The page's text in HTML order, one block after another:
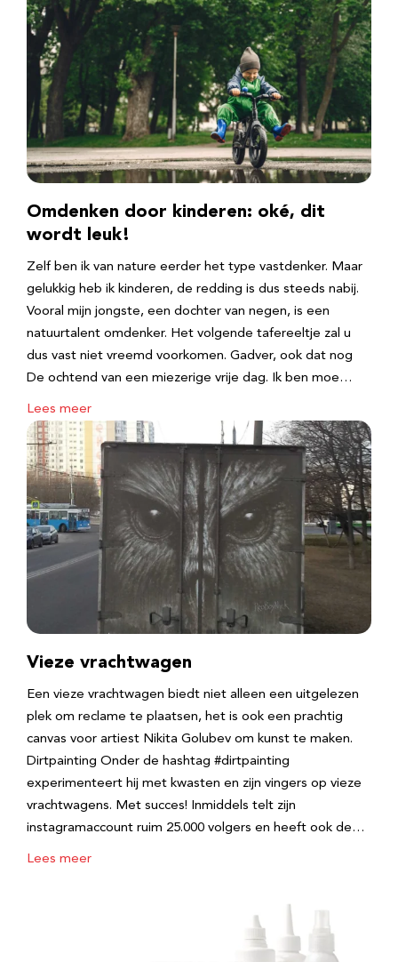
Omdenken door kinderen: oké, dit
wordt leuk!
Zelf ben ik van nature eerder het type vastdenker. Maar
gelukkig heb ik kinderen, de redding is dus steeds nabij.
Vooral mijn jongste, een dochter van negen, is een
natuurtalent omdenker. Het volgende tafereeltje zal u
dus vast niet vreemd voorkomen. Gadver, ook dat nog
De ochtend van een miezerige vrije dag. Ik ben moe…
Lees meer
Vieze vrachtwagen
Een vieze vrachtwagen biedt niet alleen een uitgelezen
plek om reclame te plaatsen, het is ook een prachtig
canvas voor artiest Nikita Golubev om kunst te maken.
Dirtpainting Onder de hashtag #dirtpainting
experimenteert hij met kwasten en zijn vingers op vieze
vrachtwagens. Met succes! Inmiddels telt zijn
instagramaccount ruim 25.000 volgers en heeft ook de…
Lees meer